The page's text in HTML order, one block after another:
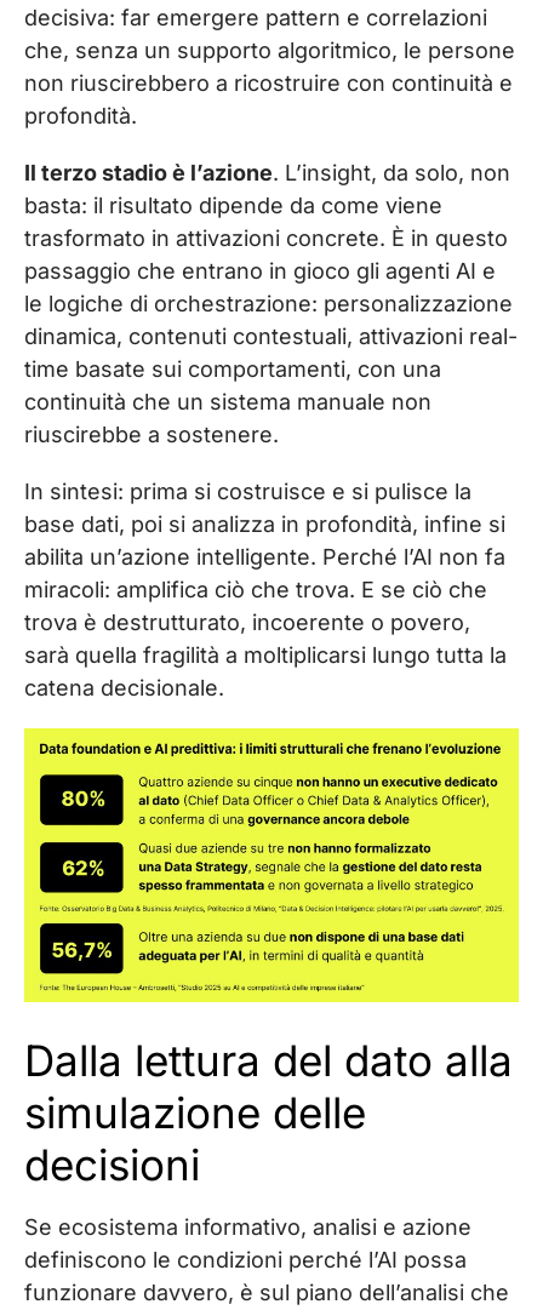
decisiva: far emergere pattern e correlazioni
che, senza un supporto algoritmico, le persone
non riuscirebbero a ricostruire con continuità e
profondità.
Il terzo stadio è l’azione. L’insight, da solo, non
basta: il risultato dipende da come viene
trasformato in attivazioni concrete. È in questo
passaggio che entrano in gioco gli agenti AI e
le logiche di orchestrazione: personalizzazione
dinamica, contenuti contestuali, attivazioni real-
time basate sui comportamenti, con una
continuità che un sistema manuale non
riuscirebbe a sostenere.
In sintesi: prima si costruisce e si pulisce la
base dati, poi si analizza in profondità, infine si
abilita un’azione intelligente. Perché l’AI non fa
miracoli: amplifica ciò che trova. E se ciò che
trova è destrutturato, incoerente o povero,
sarà quella fragilità a moltiplicarsi lungo tutta la
catena decisionale.
Dalla lettura del dato alla
simulazione delle
decisioni
Se ecosistema informativo, analisi e azione
definiscono le condizioni perché l’AI possa
funzionare davvero, è sul piano dell’analisi che